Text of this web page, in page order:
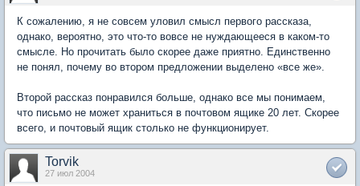
К сожалению, я не совсем уловил смысл первого рассказа,
однако, вероятно, это что-то вовсе не нуждающееся в каком-то
смысле. Но прочитать было скорее даже приятно. Единственно
не понял, почему во втором предложении выделено «все же».
Второй рассказ понравился больше, однако все мы понимаем,
что письмо не может храниться в почтовом ящике 20 лет. Скорее
всего, и почтовый ящик столько не функционирует.
Torvik
27 июл 2004